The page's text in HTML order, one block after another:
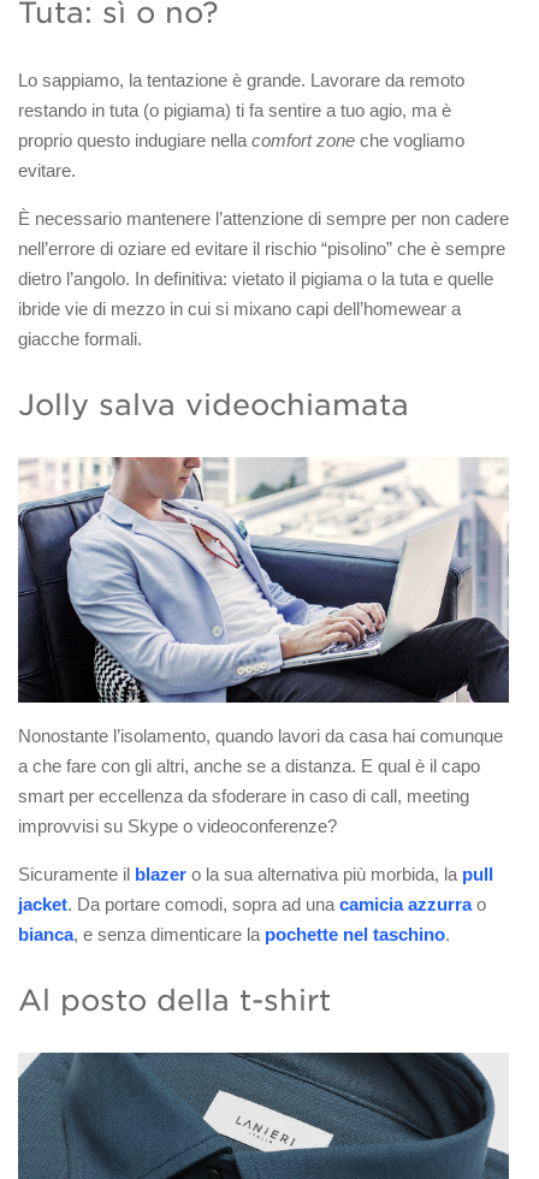
Tuta: sì o no?
Lo sappiamo, la tentazione è grande. Lavorare da remoto
restando in tuta (o pigiama) ti fa sentire a tuo agio, ma è
proprio questo indugiare nella comfort zone che vogliamo
evitare.
È necessario mantenere l’attenzione di sempre per non cadere
nell’errore di oziare ed evitare il rischio “pisolino” che è sempre
dietro l’angolo. In definitiva: vietato il pigiama o la tuta e quelle
ibride vie di mezzo in cui si mixano capi dell’homewear a
giacche formali.
Jolly salva videochiamata
Nonostante l’isolamento, quando lavori da casa hai comunque
a che fare con gli altri, anche se a distanza. E qual è il capo
smart per eccellenza da sfoderare in caso di call, meeting
improvvisi su Skype o videoconferenze?
Sicuramente il blazer o la sua alternativa più morbida, la pull
jacket. Da portare comodi, sopra ad una camicia azzurrao
bianca, e senza dimenticare la pochette nel taschino.
Al posto della t-shirt